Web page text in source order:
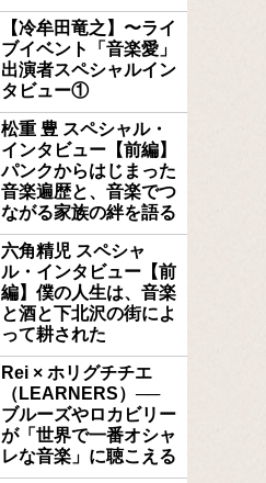
【冷牟田竜之】〜ライ
ブイベント「音楽愛」
出演者スペシャルイン
タビュー①
松重 豊 スペシャル・
インタビュー【前編】
パンクからはじまった
音楽遍歴と、音楽でつ
ながる家族の絆を語る
六角精児 スペシャ
ル・インタビュー【前
編】僕の人生は、音楽
と酒と下北沢の街によ
って耕された
Rei × ホリグチチエ
（LEARNERS）──
ブルーズやロカビリー
が「世界で一番オシャ
レな音楽」に聴こえる